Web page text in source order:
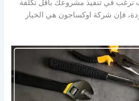
ترغب في تنفيذ مشروعك بأقل تكلفة
فإن شركة اوكساجون هي الخيار